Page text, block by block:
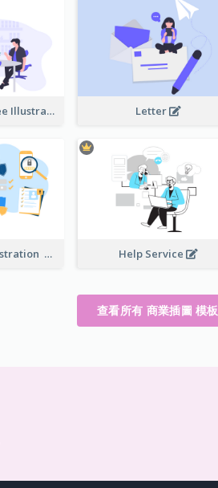
Boss And Employee Illustration Letter
Privacy Policy Illustration Help Service
查看所有 商業插圖 模板